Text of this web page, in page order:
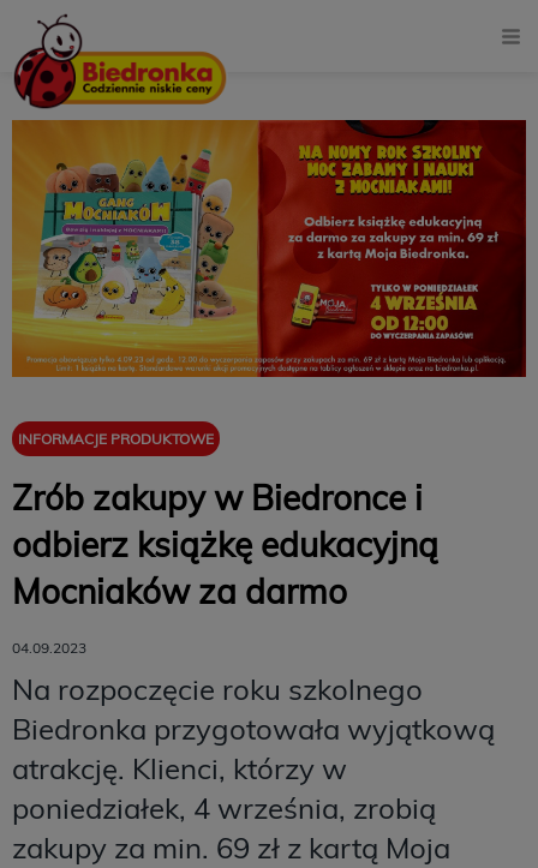
INFORMACJE PRODUKTOWE
Zrób zakupy w Biedronce i
odbierz książkę edukacyjną
Mocniaków za darmo
04.09.2023
Na rozpoczęcie roku szkolnego
Biedronka przygotowała wyjątkową
atrakcję. Klienci, którzy w
poniedziałek, 4 września, zrobią
zakupy za min. 69 zł z kartą Moja